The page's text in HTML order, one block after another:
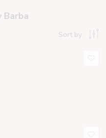
Barba
Sort by